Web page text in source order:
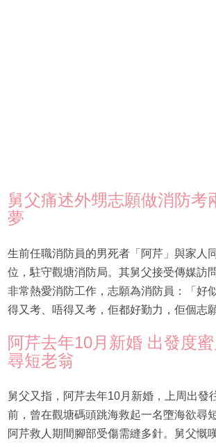
舅父痛述外甥志願做消防考
夢
生前任職消防員的男死者「阿芹」與家人
位，駐守觀塘消防局。其舅父接受傳媒訪
非常熱愛消防工作，志願為消防員：「好
得又考、唔得又考，佢都好勤力，佢個志
阿芹去年10月新婚 出發度
尋短老翁
舅父又指，阿芹去年10月新婚，上周出發
前，曾在觀塘碼頭跳海救起一名墮海欲尋
阿芹救人期間腳部受傷需縫多針。舅父慨